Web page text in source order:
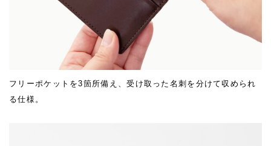
フリーポケットを3箇所備え、受け取った名刺を分けて収められ
る仕様。